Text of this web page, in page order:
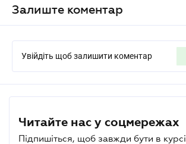
Залиште коментар
Увійдіть щоб залишити коментар
Читайте нас у соцмережах
Підпишіться, щоб завжди бути в курсі